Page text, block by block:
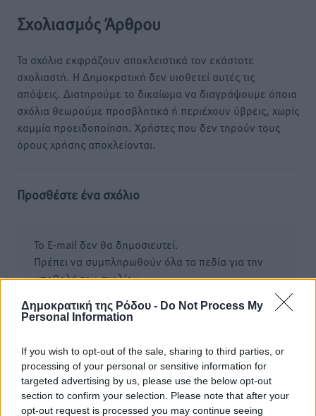
Δημοκρατική της Ρόδου - Do Not Process My
Personal Information
If you wish to opt-out of the sale, sharing to third parties, or
processing of your personal or sensitive information for
targeted advertising by us, please use the below opt-out
section to confirm your selection. Please note that after your
opt-out request is processed you may continue seeing
Σχολιασμός Άρθρου
Τα σχόλια εκφράζουν αποκλειστικά τον εκάστοτε
σχολιαστή. Η Δημοκρατική δεν υιοθετεί αυτές τις
απόψεις. Διατηρούμε το δικαίωμα να διαγράψουμε όποια
σχόλια θεωρούμε προσβλητικά ή περιέχουν ύβρεις, χωρίς
καμμία προειδοποίηση. Χρήστες που δεν τηρούν τους
όρους χρήσης αποκλείονται.
Προσθέστε ένα σχόλιο
Το E-mail δεν θα δημοσιευτεί.
Πρέπει να συμπληρωθούν όλα τα πεδία για την
υποβολή του σχολίου.
Όνοματεπώνυμο Email
Φύλαξε τα στοιχεία μου για την επόμενη φορά.